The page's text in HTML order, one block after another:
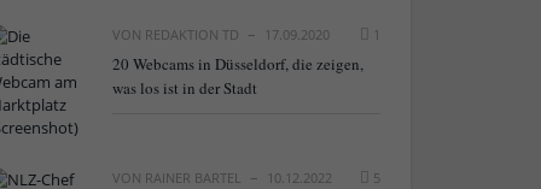
VON REDAKTION TD 17.09.2020 1
20 Webcams in Düsseldorf, die zeigen,
was los ist in der Stadt
VON RAINER BARTEL 10.12.2022 5